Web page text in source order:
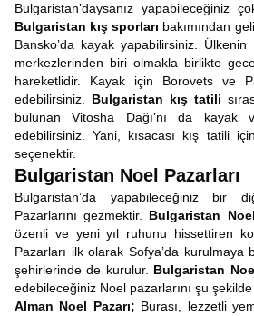
Bulgaristan’daysanız yapabileceğiniz
Bulgaristan kış sporları bakımından
Bansko’da kayak yapabilirsiniz.
merkezlerinden biri olmakla birlikte
hareketlidir. Kayak için Borovets ve
edebilirsiniz. Bulgaristan kış tatili
bulunan Vitosha Dağı’nı da
edebilirsiniz. Yani, kısacası kış tatili
seçenektir.
Bulgaristan Noel Pazarları
Bulgaristan’da yapabileceğiniz bir
Pazarlarını gezmektir. Bulgaristan
özenli ve yeni yıl ruhunu hissettiren
Pazarları ilk olarak Sofya’da kurulmaya
şehirlerinde de kurulur. Bulgaristan
edebileceğiniz Noel pazarlarını şu şekilde
Alman Noel Pazarı; Burası, lezzetli